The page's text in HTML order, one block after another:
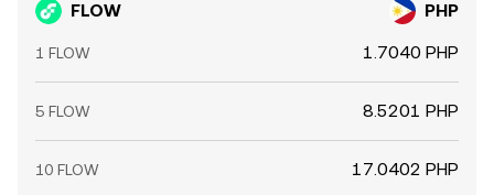
FLOW PHP
1 FLOW 1.7040 PHP
5 FLOW 8.5201 PHP
10 FLOW 17.0402 PHP